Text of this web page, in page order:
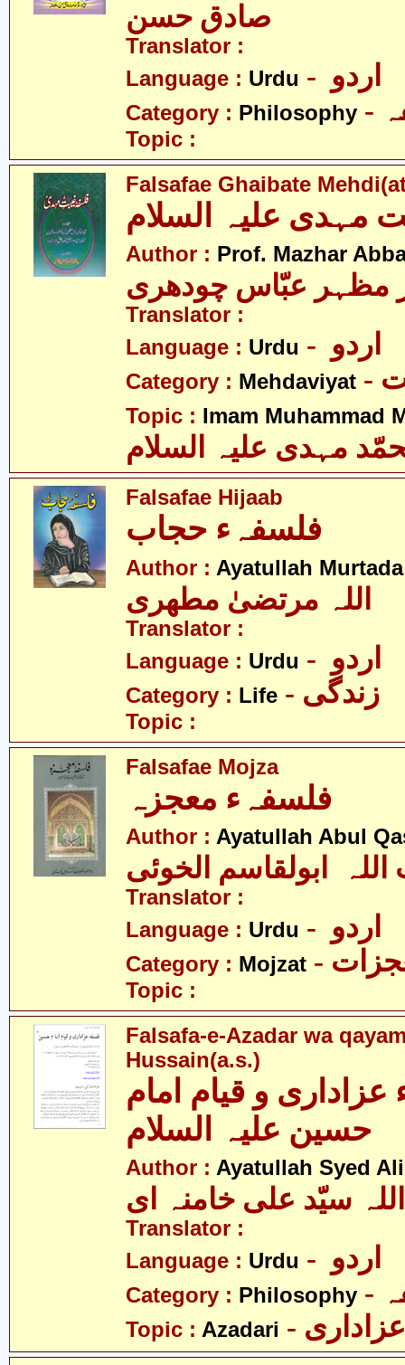
صادق حسن
Translator :
Language : Urdu
Category : Philosophy
Topic :
Falsafae Ghaibate
مہدی علیہ السلام
Author : Prof. Mazhar
مظہر عبّاس چودھری
Translator :
Language : Urdu
Category : Mehdaviyat
Topic : Imam Muhammad
مہدی علیہ السلام
Falsafae Hijaab
Author : Ayatullah
اللہ مرتضیٰ مطھری
Translator :
Language : Urdu
Category : Life - زندگی
Topic :
Falsafae Mojza
Author : Ayatullah Abul
اللہ ابولقاسم الخوئی
Translator :
Language : Urdu
Category : Mojzat
Topic :
Falsafa-e-Azadar wa
Hussain(a.s.)
و قیام امام
Author : Ayatullah Syed
سیّد علی خامنہ ای
Translator :
Language : Urdu
Category : Philosophy
Topic : Azadari - عزاداری